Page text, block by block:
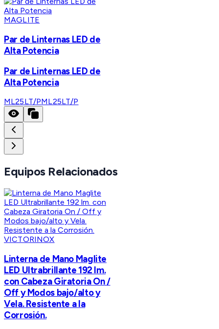
MAGLITE
Par de Linternas LED de
Alta Potencia
Par de Linternas LED de
Alta Potencia
ML25LT/PML25LT/P
Equipos Relacionados
VICTORINOX
Linterna de Mano Maglite
LED Ultrabrillante 192 lm.
con Cabeza Giratoria On /
Off y Modos bajo/alto y
Vela. Resistente a la
Corrosión.